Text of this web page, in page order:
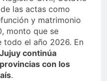
las actas como
y matrimonio
monto que se
todo el año 2026. En
Jujuy continúa
con los
.